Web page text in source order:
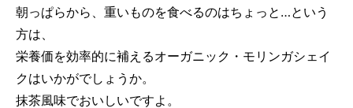
朝っぱらから、重いものを食べるのはちょっと…という
方は、
栄養価を効率的に補えるオーガニック・モリンガシェイ
クはいかがでしょうか。
抹茶風味でおいしいですよ。